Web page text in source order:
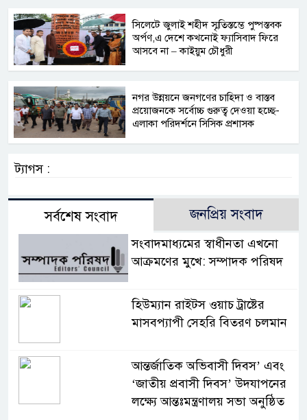
সিলেটে জুলাই শহীদ স্মৃতিস্তম্ভে পুষ্পস্তবক
অর্পণ,এ দেশে কখনোই ফ্যাসিবাদ ফিরে
আসবে না – কাইয়ুম চৌধুরী
নগর উন্নয়নে জনগণের চাহিদা ও বাস্তব
প্রয়োজনকে সর্বোচ্চ গুরুত্ব দেওয়া হচ্ছে-
এলাকা পরিদর্শনে সিসিক প্রশাসক
ট্যাগস :
সর্বশেষ সংবাদ জনপ্রিয় সংবাদ
সংবাদমাধ্যমের স্বাধীনতা এখনো
আক্রমণের মুখে: সম্পাদক পরিষদ
হিউম্যান রাইটস ওয়াচ ট্রাষ্টের
মাসবপ্যাপী সেহরি বিতরণ চলমান
আন্তর্জাতিক অভিবাসী দিবস’ এবং
‘জাতীয় প্রবাসী দিবস’ উদযাপনের
লক্ষ্যে আন্তঃমন্ত্রণালয় সভা অনুষ্ঠিত